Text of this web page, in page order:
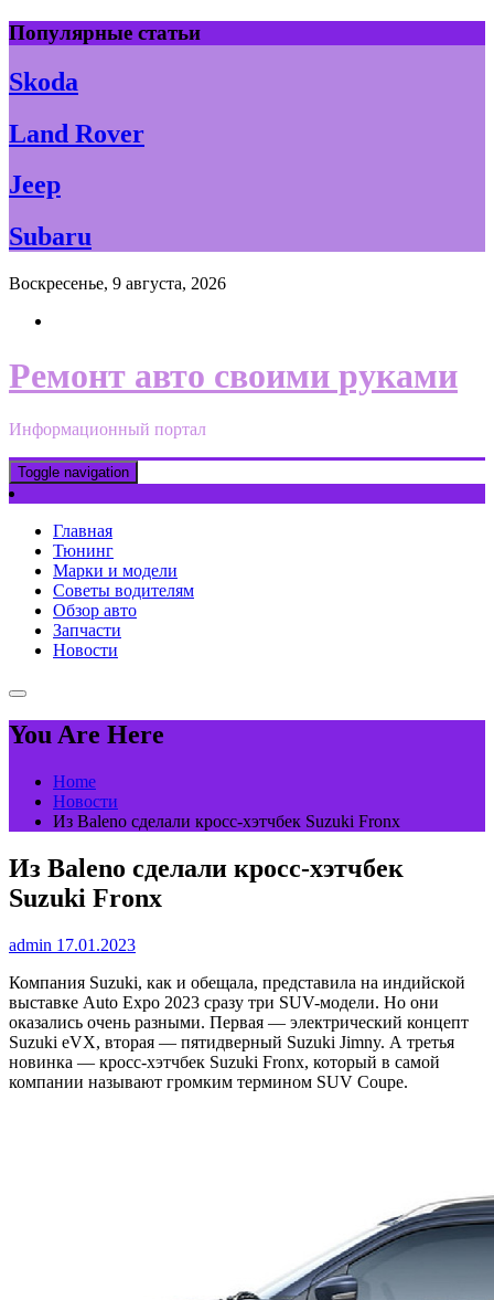
Skip
to
content
Популярные статьи
Skoda
Land Rover
Jeep
Subaru
Воскресенье, 9 августа, 2026
Ремонт авто своими руками
Информационный портал
Toggle navigation
Главная
Тюнинг
Марки и модели
Советы водителям
Обзор авто
Запчасти
Новости
You Are Here
Home
Новости
Из Baleno сделали кросс-хэтчбек Suzuki Fronx
Из Baleno сделали кросс-хэтчбек
Suzuki Fronx
admin 17.01.2023
Компания Suzuki, как и обещала, представила на индийской
выставке Auto Expo 2023 сразу три SUV-модели. Но они
оказались очень разными. Первая — электрический концепт
Suzuki eVX, вторая — пятидверный Suzuki Jimny. А третья
новинка — кросс-хэтчбек Suzuki Fronx, который в самой
компании называют громким термином SUV Coupe.